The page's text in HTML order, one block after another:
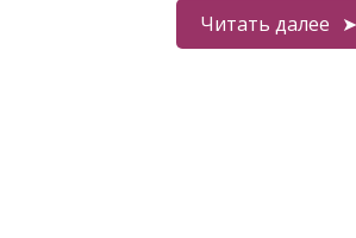
Читать далее